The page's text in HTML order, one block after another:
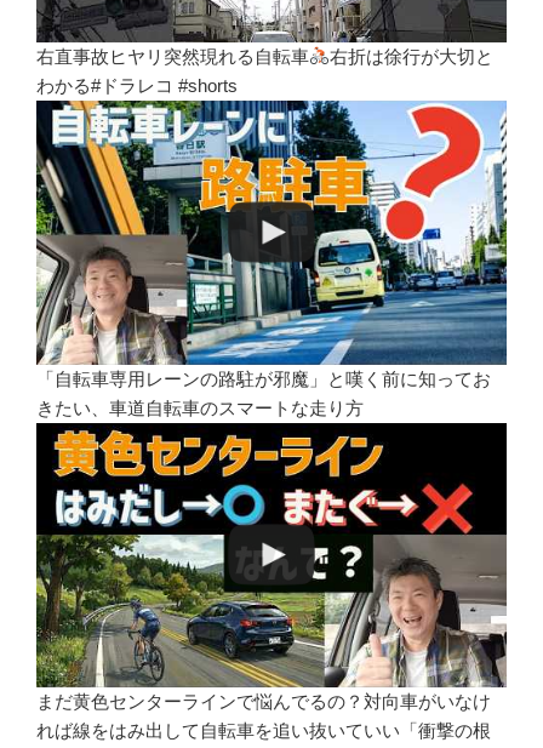
右直事故ヒヤリ突然現れる自転車
右折は徐行が大切と
わかる#ドラレコ #shorts
「自転車専用レーンの路駐が邪魔」と嘆く前に知ってお
きたい、車道自転車のスマートな走り方
まだ黄色センターラインで悩んでるの？対向車がいなけ
れば線をはみ出して自転車を追い抜いていい「衝撃の根